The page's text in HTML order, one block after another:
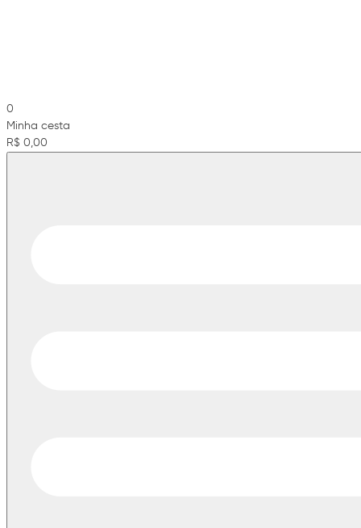
0
Minha cesta
R$ 0,00